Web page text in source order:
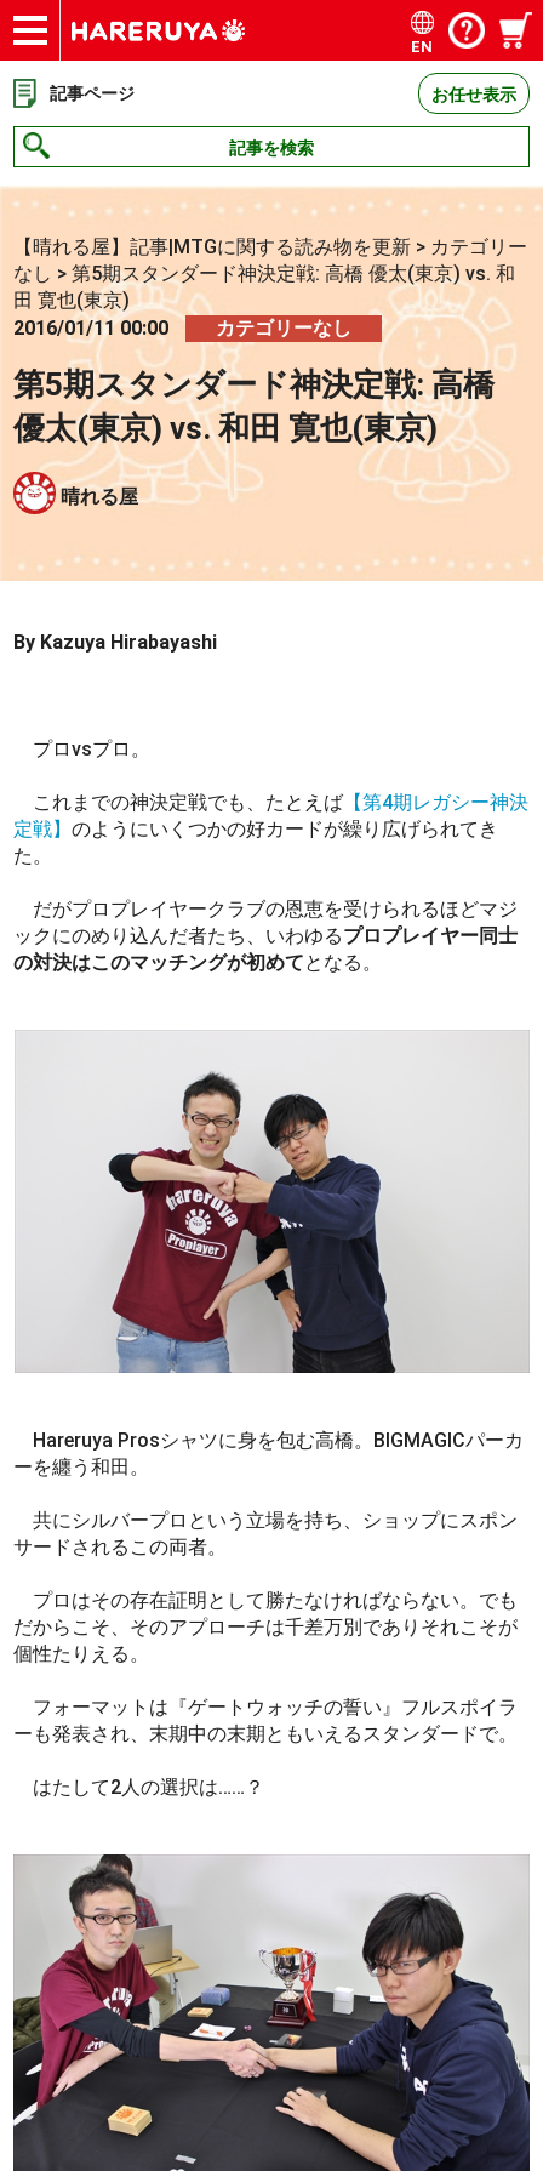
ショップ
買取
記事
デッキ検索
デッキ構築
選手一覧
店舗一覧
イベント
お問い合わせ
EN
記事ページ お任せ表示
記事を検索
【晴れる屋】記事|MTGに関する読み物を更新 > カテゴリー
なし >第5期スタンダード神決定戦: 高橋 優太(東京) vs. 和
田 寛也(東京)
2016/01/11 00:00
カテゴリーなし
第5期スタンダード神決定戦: 高橋
優太(東京) vs. 和田 寛也(東京)
晴れる屋
By Kazuya Hirabayashi
プロvsプロ。
これまでの神決定戦でも、たとえば 【第4期レガシー神決
定戦】のようにいくつかの好カードが繰り広げられてき
た。
だがプロプレイヤークラブの恩恵を受けられるほどマジ
ックにのめり込んだ者たち、いわゆるプロプレイヤー同士
の対決はこのマッチングが初めてとなる。
Hareruya Prosシャツに身を包む高橋。BIGMAGICパーカ
ーを纏う和田。
共にシルバープロという立場を持ち、ショップにスポン
サードされるこの両者。
プロはその存在証明として勝たなければならない。でも
だからこそ、そのアプローチは千差万別でありそれこそが
個性たりえる。
フォーマットは『ゲートウォッチの誓い』フルスポイラ
ーも発表され、末期中の末期ともいえるスタンダードで。
はたして2人の選択は……？